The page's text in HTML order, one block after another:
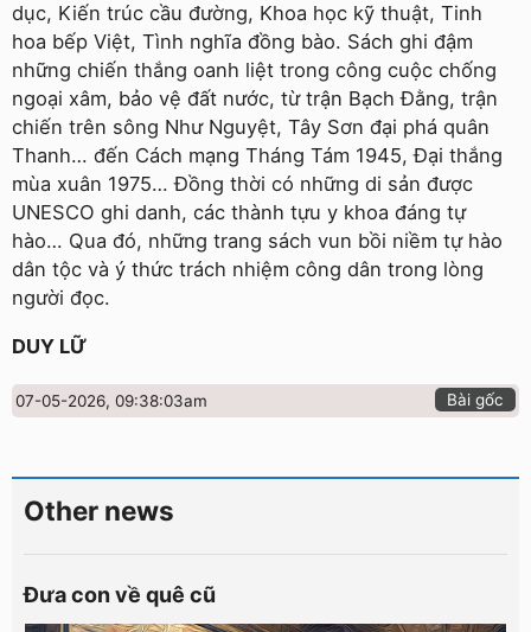
dục, Kiến trúc cầu đường, Khoa học kỹ thuật, Tinh
hoa bếp Việt, Tình nghĩa đồng bào. Sách ghi đậm
những chiến thắng oanh liệt trong công cuộc chống
ngoại xâm, bảo vệ đất nước, từ trận Bạch Đằng, trận
chiến trên sông Như Nguyệt, Tây Sơn đại phá quân
Thanh… đến Cách mạng Tháng Tám 1945, Đại thắng
mùa xuân 1975… Đồng thời có những di sản được
UNESCO ghi danh, các thành tựu y khoa đáng tự
hào… Qua đó, những trang sách vun bồi niềm tự hào
dân tộc và ý thức trách nhiệm công dân trong lòng
người đọc.
DUY LỮ
07-05-2026, 09:38:03am Bài gốc
Other news
Đưa con về quê cũ